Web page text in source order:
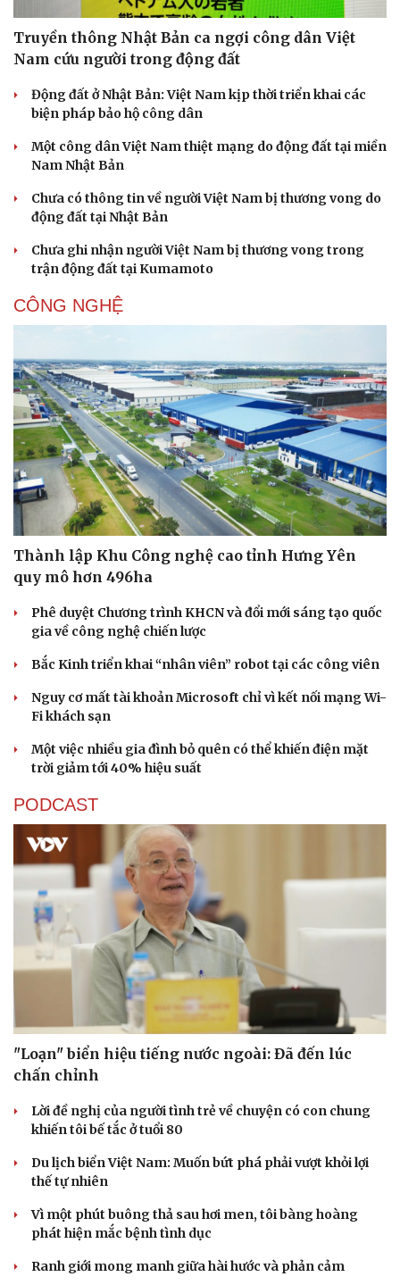
Sức khỏe
Cây thuốc
Sản phụ khoa
Nhi khoa
Nam khoa
Làm đẹp - giảm cân
Phòng mạch online
Ăn sạch sống khỏe
Tình yêu - Gia đình
Truyền thông Nhật Bản ca ngợi công dân Việt
Nam cứu người trong động đất
Động đất ở Nhật Bản: Việt Nam kịp thời triển khai các
biện pháp bảo hộ công dân
Một công dân Việt Nam thiệt mạng do động đất tại miền
Nam Nhật Bản
Chưa có thông tin về người Việt Nam bị thương vong do
động đất tại Nhật Bản
Chưa ghi nhận người Việt Nam bị thương vong trong
trận động đất tại Kumamoto
CÔNG NGHỆ
Thành lập Khu Công nghệ cao tỉnh Hưng Yên
quy mô hơn 496ha
Phê duyệt Chương trình KHCN và đổi mới sáng tạo quốc
gia về công nghệ chiến lược
Bắc Kinh triển khai “nhân viên” robot tại các công viên
Nguy cơ mất tài khoản Microsoft chỉ vì kết nối mạng Wi-
Fi khách sạn
Một việc nhiều gia đình bỏ quên có thể khiến điện mặt
trời giảm tới 40% hiệu suất
PODCAST
"Loạn" biển hiệu tiếng nước ngoài: Đã đến lúc
chấn chỉnh
Lời đề nghị của người tình trẻ về chuyện có con chung
khiến tôi bế tắc ở tuổi 80
Du lịch biển Việt Nam: Muốn bứt phá phải vượt khỏi lợi
thế tự nhiên
Vì một phút buông thả sau hơi men, tôi bàng hoàng
phát hiện mắc bệnh tình dục
Ranh giới mong manh giữa hài hước và phản cảm